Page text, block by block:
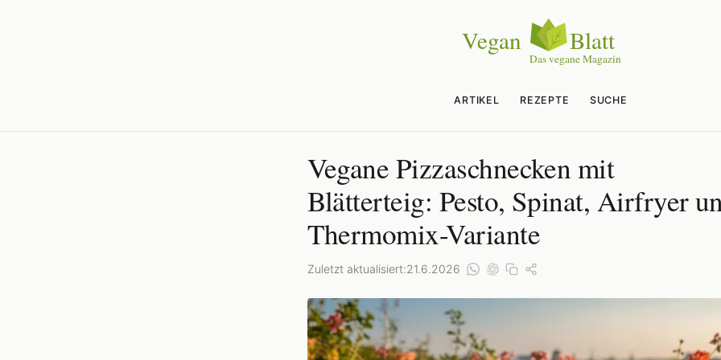
ARTIKEL REZEPTE SUCHE
Vegane Pizzaschnecken mit
Blätterteig: Pesto, Spinat, Airfryer
Thermomix-Variante
Zuletzt aktualisiert:21.6.2026